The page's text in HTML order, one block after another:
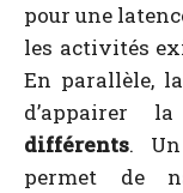
pour une
les activités
En parallèle,
d’appairer
différents.
permet de